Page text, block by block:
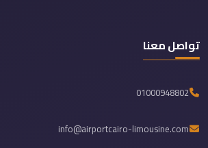
تواصل معنا
01000948802
info@airportcairo-limousine.com